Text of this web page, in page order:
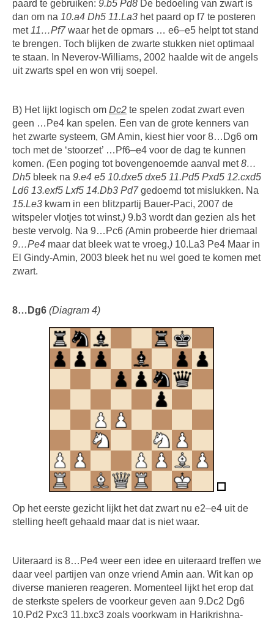
paard te gebruiken: 9.b5 Pd8 De bedoeling van zwart is
dan om na 10.a4 Dh5 11.La3 het paard op f7 te posteren
met 11…Pf7waar het de opmars … e6–e5 helpt tot stand
te brengen. Toch blijken de zwarte stukken niet optimaal
te staan. In Neverov-Williams, 2002 haalde wit de angels
uit zwarts spel en won vrij soepel.
B) Het lijkt logisch om Dc2 te spelen zodat zwart even
geen …Pe4 kan spelen. Een van de grote kenners van
het zwarte systeem, GM Amin, kiest hier voor 8…Dg6 om
toch met de ‘stoorzet’ …Pf6–e4 voor de dag te kunnen
komen. (Een poging tot bovengenoemde aanval met8…
Dh5 bleek na 9.e4 e5 10.dxe5 dxe5 11.Pd5 Pxd5 12.cxd5
Ld6 13.exf5 Lxf5 14.Db3 Pd7gedoemd tot mislukken. Na
15.Le3 kwam in een blitzpartij Bauer-Paci, 2007 de
witspeler vlotjes tot winst.) 9.b3 wordt dan gezien als het
beste vervolg. Na 9…Pc6 (Amin probeerde hier driemaal
9…Pe4 maar dat bleek wat te vroeg.) 10.La3 Pe4 Maar in
El Gindy-Amin, 2003 bleek het nu wel goed te komen met
zwart.
8…Dg6 (Diagram 4)
Op het eerste gezicht lijkt het dat zwart nu e2–e4 uit de
stelling heeft gehaald maar dat is niet waar.
Uiteraard is 8…Pe4 weer een idee en uiteraard treffen we
daar veel partijen van onze vriend Amin aan. Wit kan op
diverse manieren reageren. Momenteel lijkt het erop dat
de sterkste spelers de voorkeur geven aan 9.Dc2 Dg6
10.Pd2 Pxc3 11.bxc3 zoals voorkwam in Harikrishna-